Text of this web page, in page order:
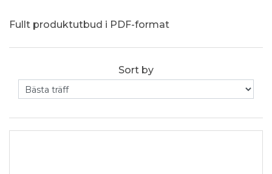
Fullt produktutbud i PDF-format
Sort by